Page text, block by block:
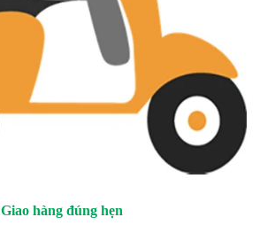
Giao hàng đúng hẹn